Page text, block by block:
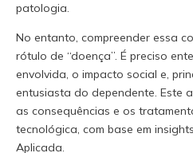
patologia.
No entanto, compreender essa
rótulo de “doença”. É preciso
envolvida, o impacto social e,
entusiasta do dependente. Este
as consequências e os
tecnológica, com base em
Aplicada.